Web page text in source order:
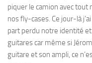
piquer le camion avec
nos fly-cases. Ce jour-là
part perdu notre identité
guitares car même si
guitare et son ampli, ce